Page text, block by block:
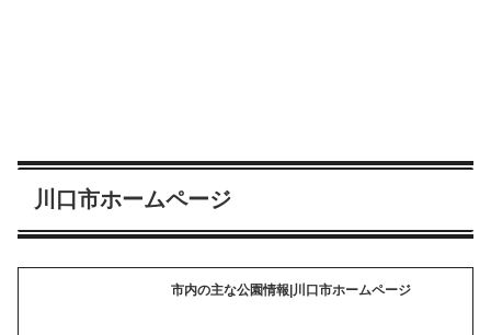
川口市ホームページ
市内の主な公園情報|川口市ホームページ